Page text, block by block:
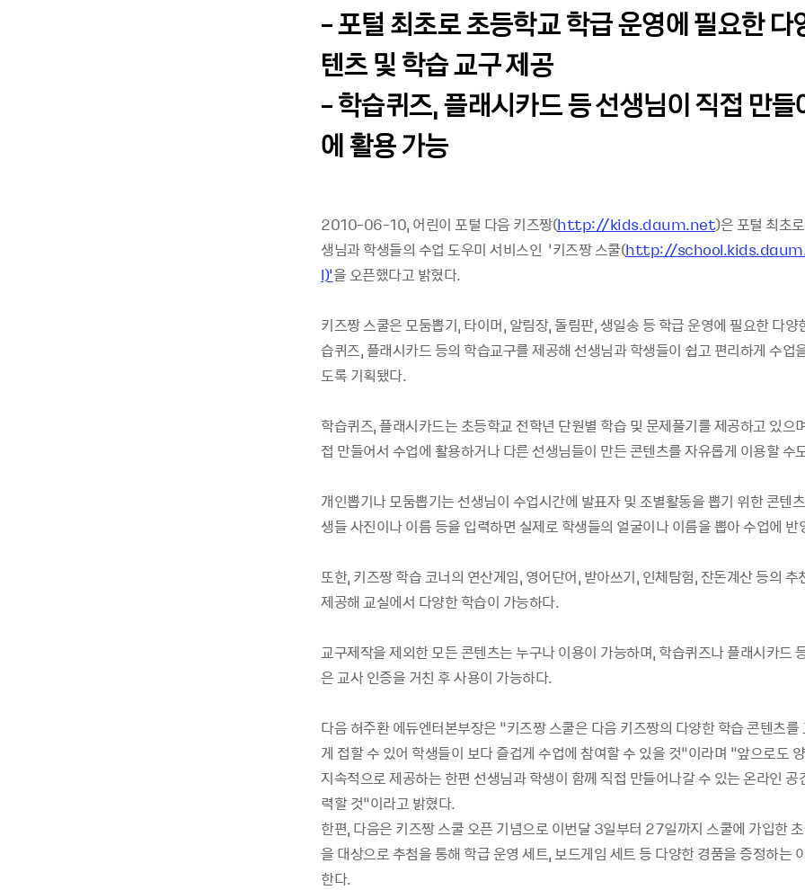
- 포털 최초로 초등학교 학급 운영에 필요한 다
텐츠 및 학습 교구 제공
- 학습퀴즈, 플래시카드 등 선생님이 직접 만들
에 활용 가능
2010-06-10, 어린이 포털 다음 키즈짱(http://kids.daum.net)은 포털 최초
생님과 학생들의 수업 도우미 서비스인 ‘키즈짱 스쿨(http://
l)’을 오픈했다고 밝혔다.
키즈짱 스쿨은 모둠뽑기, 타이머, 알림장, 돌림판, 생일송 등 학급 운영에 필요한 다양
습퀴즈, 플래시카드 등의 학습교구를 제공해 선생님과 학생들이 쉽고 편리하게 수업
도록 기획됐다.
학습퀴즈, 플래시카드는 초등학교 전학년 단원별 학습 및 문제풀기를 제공하고 있으
접 만들어서 수업에 활용하거나 다른 선생님들이 만든 콘텐츠를 자유롭게 이용할 수
개인뽑기나 모둠뽑기는 선생님이 수업시간에 발표자 및 조별활동을 뽑기 위한 콘텐
생들 사진이나 이름 등을 입력하면 실제로 학생들의 얼굴이나 이름을 뽑아 수업에 반
또한, 키즈짱 학습 코너의 연산게임, 영어단어, 받아쓰기, 인체탐험, 잔돈계산 등의 추
제공해 교실에서 다양한 학습이 가능하다.
교구제작을 제외한 모든 콘텐츠는 누구나 이용이 가능하며, 학습퀴즈나 플래시카드
은 교사 인증을 거친 후 사용이 가능하다.
다음 허주환 에듀엔터본부장은 “키즈짱 스쿨은 다음 키즈짱의 다양한 학습 콘텐츠를
게 접할 수 있어 학생들이 보다 즐겁게 수업에 참여할 수 있을 것”이라며 “앞으로도
지속적으로 제공하는 한편 선생님과 학생이 함께 직접 만들어나갈 수 있는 온라인 공
력할 것”이라고 밝혔다.
한편, 다음은 키즈짱 스쿨 오픈 기념으로 이번달 3일부터 27일까지 스쿨에 가입한
을 대상으로 추첨을 통해 학급 운영 세트, 보드게임 세트 등 다양한 경품을 증정하는
한다.